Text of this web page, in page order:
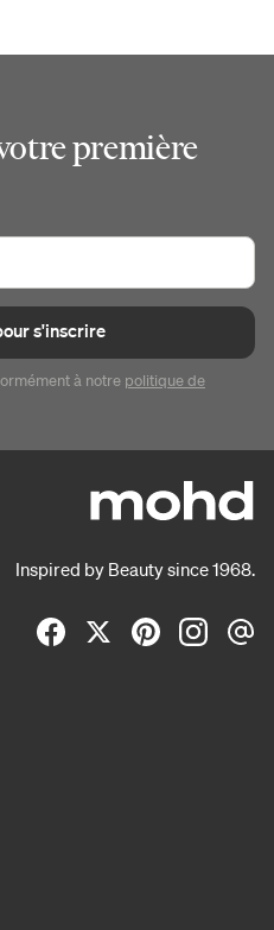
première
s'inscrire
à notre politique de
Inspired by Beauty since 1968.